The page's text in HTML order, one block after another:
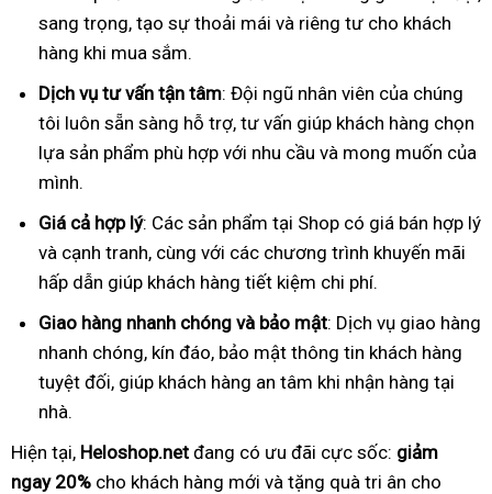
sang trọng, tạo sự thoải mái và riêng tư cho khách
hàng khi mua sắm.
Dịch vụ tư vấn tận tâm: Đội ngũ nhân viên của chúng
tôi luôn sẵn sàng hỗ trợ, tư vấn giúp khách hàng chọn
lựa sản phẩm phù hợp với nhu cầu và mong muốn của
mình.
Giá cả hợp lý: Các sản phẩm tại Shop có giá bán hợp lý
và cạnh tranh, cùng với các chương trình khuyến mãi
hấp dẫn giúp khách hàng tiết kiệm chi phí.
Giao hàng nhanh chóng và bảo mật: Dịch vụ giao hàng
nhanh chóng, kín đáo, bảo mật thông tin khách hàng
tuyệt đối, giúp khách hàng an tâm khi nhận hàng tại
nhà.
Hiện tại, Heloshop.net đang có ưu đãi cực sốc: giảm
ngay 20% cho khách hàng mới và tặng quà tri ân cho